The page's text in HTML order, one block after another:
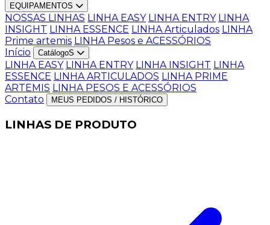
EQUIPAMENTOS
NOSSAS LINHAS LINHA EASY LINHA ENTRY LINHA
INSIGHT LINHA ESSENCE LINHA Articulados LINHA
Prime artemis LINHA Pesos e ACESSÓRIOS
Início
CatálogoS
LINHA EASY LINHA ENTRY LINHA INSIGHT LINHA
ESSENCE LINHA ARTICULADOS LINHA PRIME
ARTEMIS LINHA PESOS E ACESSÓRIOS
Contato
MEUS PEDIDOS / HISTÓRICO
LINHAS DE PRODUTO